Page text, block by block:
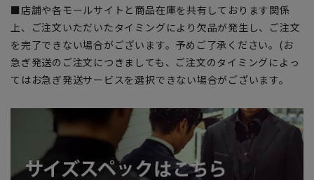
■店舗や各モールサイトと商品在庫を共有しております関係
上、ご注文いただいたタイミングにより欠品が発生し、ご注文
を完了できない場合がございます。予めご了承ください。(お
急ぎ発送のご注文につきましても、ご注文のタイミングによっ
てはお急ぎ発送サービスを選択できない場合がございます。